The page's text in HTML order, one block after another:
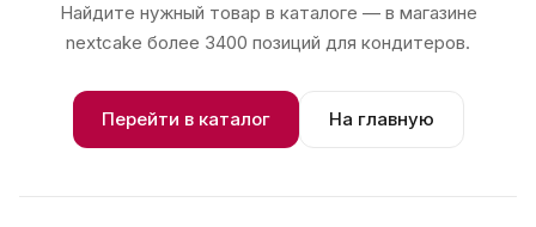
Найдите нужный товар в каталоге — в магазине
nextcake более 3400 позиций для кондитеров.
Перейти в каталог На главную